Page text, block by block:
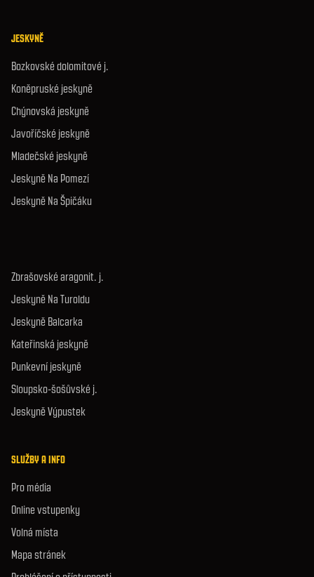
JESKYNĚ
Bozkovské dolomitové j.
Koněpruské jeskyně
Chýnovská jeskyně
Javoříčské jeskyně
Mladečské jeskyně
Jeskyně Na Pomezí
Jeskyně Na Špičáku
Zbrašovské aragonit. j.
Jeskyně Na Turoldu
Jeskyně Balcarka
Kateřinská jeskyně
Punkevní jeskyně
Sloupsko-šošůvské j.
Jeskyně Výpustek
SLUŽBY A INFO
Pro média
Online vstupenky
Volná místa
Mapa stránek